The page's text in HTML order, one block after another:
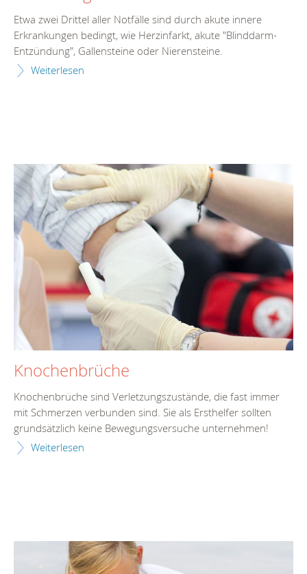
Etwa zwei Drittel aller Notfälle sind durch akute innere
Erkrankungen bedingt, wie Herzinfarkt, akute "Blinddarm-
Entzündung", Gallensteine oder Nierensteine.
Weiterlesen
Knochenbrüche
Knochenbrüche sind Verletzungszustände, die fast immer
mit Schmerzen verbunden sind. Sie als Ersthelfer sollten
grundsätzlich keine Bewegungsversuche unternehmen!
Weiterlesen